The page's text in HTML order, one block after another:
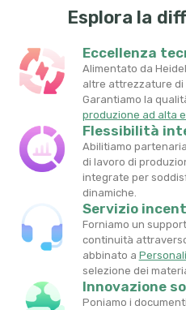
Esplora la
Eccellenza
Alimentato da
altre attrezzature
Garantiamo la
produzione ad alta
Flessibilità
Abilitiamo
di lavoro di
integrate per
dinamiche.
Servizio
Forniamo un
continuità
abbinato a
selezione dei
Innovazione
Poniamo i